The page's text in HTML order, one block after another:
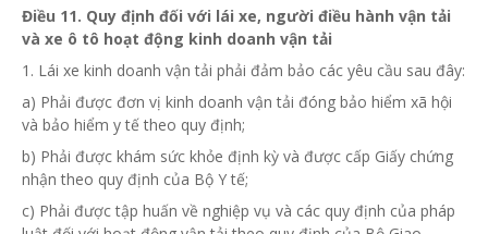
Điều 11. Quy định đối với lái xe, người điều hành vận tải
và xe ô tô hoạt động kinh doanh vận tải
1. Lái xe kinh doanh vận tải phải đảm bảo các yêu cầu sau đây:
a) Phải được đơn vị kinh doanh vận tải đóng bảo hiểm xã hội
và bảo hiểm y tế theo quy định;
b) Phải được khám sức khỏe định kỳ và được cấp Giấy chứng
nhận theo quy định của Bộ Y tế;
c) Phải được tập huấn về nghiệp vụ và các quy định của pháp